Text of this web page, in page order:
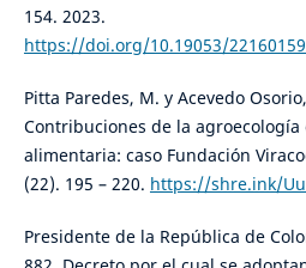
154. 2023.
https://doi.org/10.19053/
Pitta Paredes, M. y Acevedo
Contribuciones de la agroecología
alimentaria: caso Fundación
(22). 195 – 220. https://shre.ink/
Presidente de la República de